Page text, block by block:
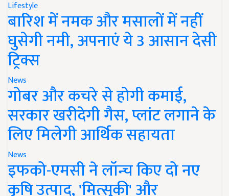
Lifestyle
बारिश में नमक और मसालों में नहीं
घुसेगी नमी, अपनाएं ये 3 आसान देसी
ट्रिक्स
News
गोबर और कचरे से होगी कमाई,
सरकार खरीदेगी गैस, प्लांट लगाने के
लिए मिलेगी आर्थिक सहायता
News
इफको-एमसी ने लॉन्च किए दो नए
कृषि उत्पाद, 'मित्सुकी' और